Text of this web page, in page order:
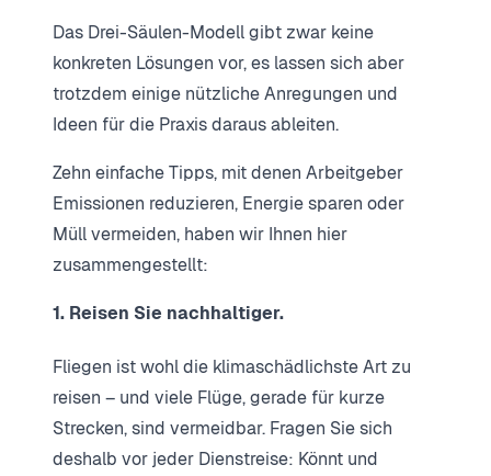
Das Drei-Säulen-Modell gibt zwar keine
konkreten Lösungen vor, es lassen sich aber
trotzdem einige nützliche Anregungen und
Ideen für die Praxis daraus ableiten.
Zehn einfache Tipps, mit denen Arbeitgeber
Emissionen reduzieren, Energie sparen oder
Müll vermeiden, haben wir Ihnen hier
zusammengestellt:
1. Reisen Sie nachhaltiger.
Fliegen ist wohl die klimaschädlichste Art zu
reisen – und viele Flüge, gerade für kurze
Strecken, sind vermeidbar. Fragen Sie sich
deshalb vor jeder Dienstreise: Könnt und